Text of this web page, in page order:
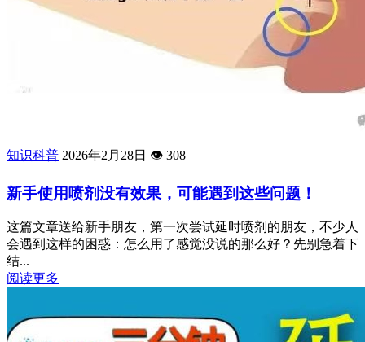
知识科普 2026年2月28日 👁️ 308
新手使用喷剂没有效果，可能遇到这些问题！
这篇文章送给新手朋友，第一次尝试延时喷剂的朋友，不少人
会遇到这样的困惑：怎么用了感觉没说的那么好？先别急着下
结...
阅读更多